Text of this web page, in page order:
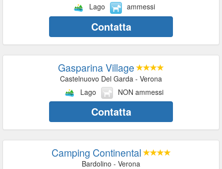
Lago
ammessi
Contatta
Gasparina Village
Castelnuovo Del Garda - Verona
Lago
NON ammessi
Contatta
Camping Continental
Bardolino - Verona